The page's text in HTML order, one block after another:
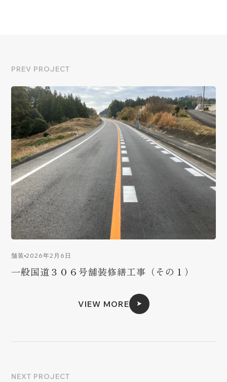
PREV PROJECT
舗装 2026年2月6日
一般国道３０６号舗装修繕工事（その１）
VIEW MORE
NEXT PROJECT